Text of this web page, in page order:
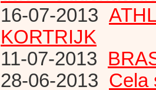
16-07-2013
KORTRIJK
11-07-2013
28-06-2013 Cela